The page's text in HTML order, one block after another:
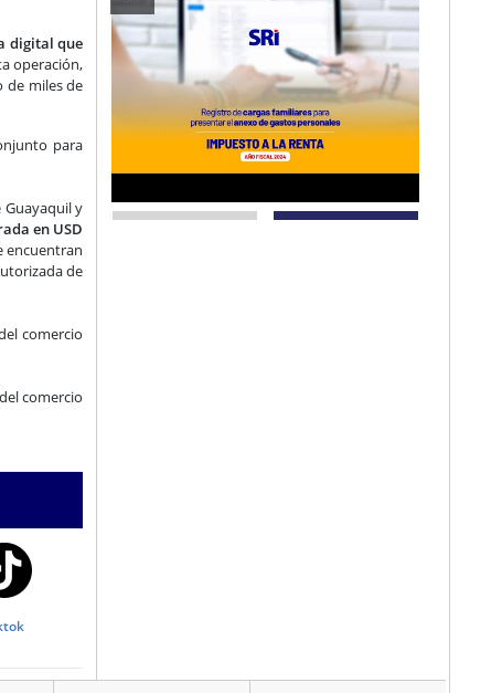
digital que
operación,
de miles de
para
Guayaquil y
en USD
encuentran
de
comercio
comercio
pausar